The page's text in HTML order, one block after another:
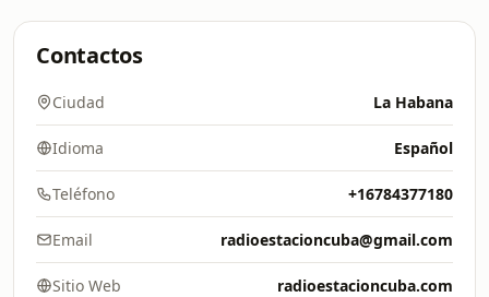
Contactos
Ciudad La Habana
Idioma Español
Teléfono +16784377180
Email radioestacioncuba@gmail.com
Sitio Web radioestacioncuba.com